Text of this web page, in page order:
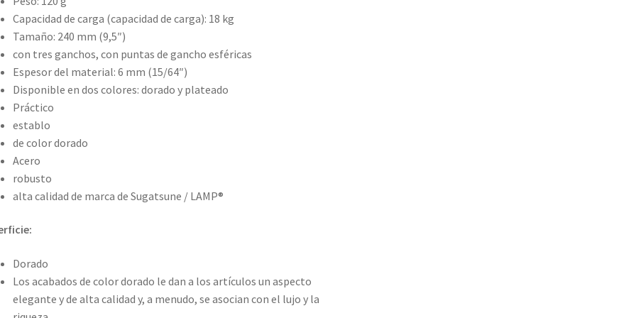
Capacidad de carga (capacidad de carga): 18 kg
Tamaño: 240 mm (9,5″)
con tres ganchos, con puntas de gancho esféricas
Espesor del material: 6 mm (15/64″)
Disponible en dos colores: dorado y plateado
Práctico
establo
de color dorado
Acero
robusto
alta calidad de marca de Sugatsune / LAMP®
Dorado
Los acabados de color dorado le dan a los artículos un aspecto
elegante y de alta calidad y, a menudo, se asocian con el lujo y la